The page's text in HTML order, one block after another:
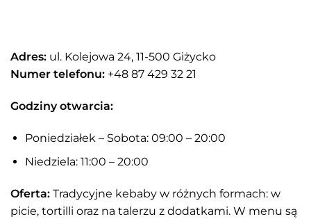
Adres: ul. Kolejowa 24, 11-500 Giżycko
Numer telefonu: +48 87 429 32 21
Godziny otwarcia:
Poniedziałek – Sobota: 09:00 – 20:00
Niedziela: 11:00 – 20:00
Oferta: Tradycyjne kebaby w różnych formach: w
picie, tortilli oraz na talerzu z dodatkami. W menu są